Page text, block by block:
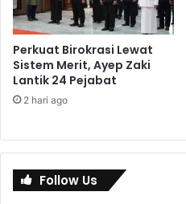
Perkuat Birokrasi Lewat
Sistem Merit, Ayep Zaki
Lantik 24 Pejabat
2 hari ago
Follow Us